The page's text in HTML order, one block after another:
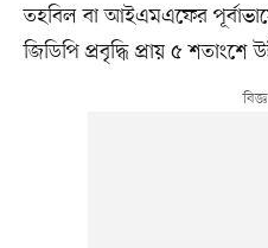
তহবিল বা আইএমএফের
জিডিপি প্রবৃদ্ধি প্রায় ৫ শতাংশে